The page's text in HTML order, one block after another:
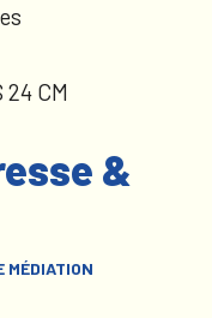
24 CM
&
MÉDIATION